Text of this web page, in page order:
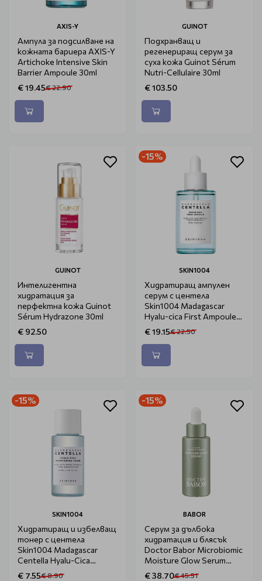
AXIS-Y
Ампула за подсилване на
кожната бариера AXIS-Y
Artichoke Intensive Skin
Barrier Ampoule 30ml
€ 19.45€ 22.90
GUINOT
Подхранващ и
регенериращ серум за
суха кожа Guinot Sérum
Nutri-Cellulaire 30ml
€ 103.50
GUINOT
Интелигентна
хидратация за
перфектна кожа Guinot
Sérum Hydrazone 30ml
€ 92.50
-15%
SKIN1004
Хидратиращ ампулен
серум с центела
Skin1004 Madagascar
Hyalu-cica First Ampoule
50ml
€ 19.15€ 22.50
-15%
SKIN1004
Хидратиращ и избелващ
тонер с центела
Skin1004 Madagascar
Centella Hyalu-Cica
Brightening Toner 30ml
€ 7.55€ 8.90
-15%
BABOR
Серум за дълбока
хидратация и блясък
Doctor Babor Microbiomic
Moisture Glow Serum
30ml
€ 38.70€ 45.51